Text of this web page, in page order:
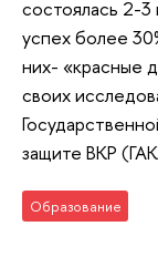
состоялась 2-
успех более
них- «красные
своих
защите ВКР
Образование